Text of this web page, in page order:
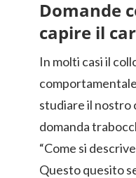
Domande
capire il
In molti casi il
studiare il nostro
domanda
“Come si
Questo quesito